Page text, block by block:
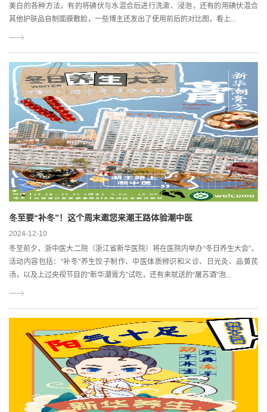
美白的各种方法，有的将碘伏与水混合后进行洗漱、浸泡，还有的用碘伏混合
其他护肤品自制面膜敷脸，一些博主还发出了使用前后的对比图，看上...
冬至要“补冬”！这个周末邀您来潮王路体验潮中医
2024-12-10
冬至前夕，浙中医大二院（浙江省新华医院）将在医院内举办“冬日养生大会”，
活动内容包括：“补冬”养生饺子制作、中医体质辨识和义诊、日光灸、品黄芪
汤，以及上过央视节目的“新华潮膏方”试吃，还有来就送的“屠苏酒”泡...